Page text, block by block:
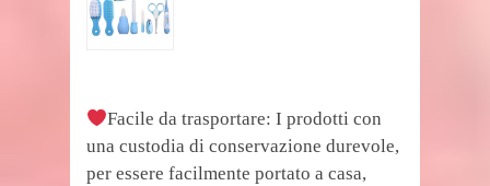
Facile da trasportare: I prodotti con
una custodia di conservazione durevole,
per essere facilmente portato a casa,